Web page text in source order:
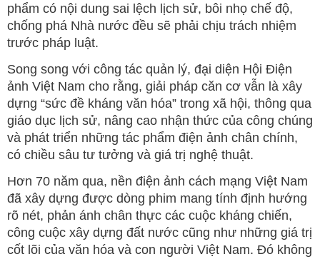
phẩm có nội dung sai lệch lịch sử, bôi nhọ chế độ,
chống phá Nhà nước đều sẽ phải chịu trách nhiệm
trước pháp luật.
Song song với công tác quản lý, đại diện Hội Điện
ảnh Việt Nam cho rằng, giải pháp căn cơ vẫn là xây
dựng “sức đề kháng văn hóa” trong xã hội, thông qua
giáo dục lịch sử, nâng cao nhận thức của công chúng
và phát triển những tác phẩm điện ảnh chân chính,
có chiều sâu tư tưởng và giá trị nghệ thuật.
Hơn 70 năm qua, nền điện ảnh cách mạng Việt Nam
đã xây dựng được dòng phim mang tính định hướng
rõ nét, phản ánh chân thực các cuộc kháng chiến,
công cuộc xây dựng đất nước cũng như những giá trị
cốt lõi của văn hóa và con người Việt Nam. Đó không